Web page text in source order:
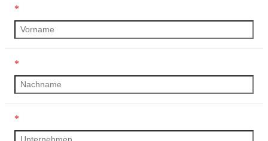
*
*
*